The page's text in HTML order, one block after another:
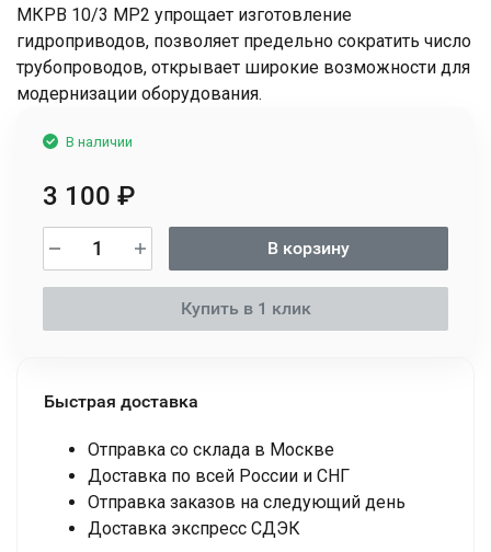
МКРВ 10/3 МР2 упрощает изготовление
гидроприводов, позволяет предельно сократить число
трубопроводов, открывает широкие возможности для
модернизации оборудования.
В наличии
3 100 ₽
В корзину
Купить в 1 клик
Быстрая доставка
Отправка со склада в Москве
Доставка по всей России и СНГ
Отправка заказов на следующий день
Доставка экспресс СДЭК